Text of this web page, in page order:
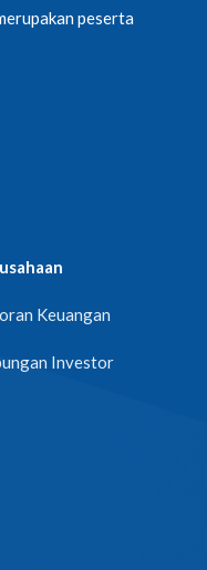
peserta
Keuangan
Investor